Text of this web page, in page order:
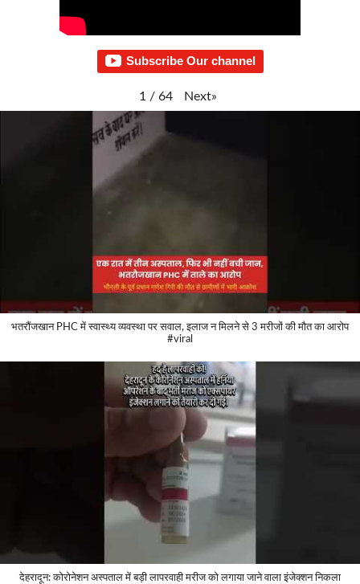
Subscribe Our channel
1 / 64 Next»
भतरौंजखान PHC में स्वास्थ्य व्यवस्था पर सवाल, इलाज न मिलने से 3 मरीजों की मौत का आरोप
#viral
देहरादून: कोरोनेशन अस्पताल में बड़ी लापरवाही मरीज को लगाया जाने वाला इंजेक्शन निकला